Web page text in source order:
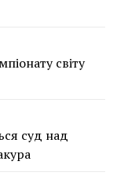
світу
суд над